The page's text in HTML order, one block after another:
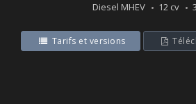
Diesel MHEV 12 cv
Tarifs et versions